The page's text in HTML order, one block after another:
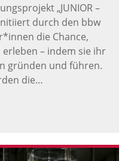
„JUNIOR –
durch den bbw
die Chance,
– indem sie ihr
gründen und führen.
die…